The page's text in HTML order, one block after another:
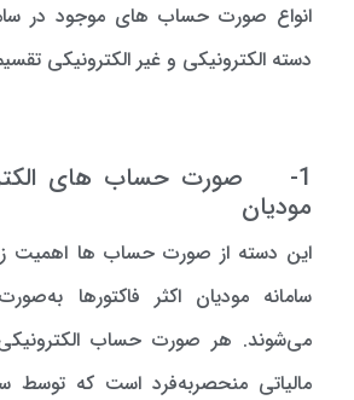
انواع صورت حساب های موجود در
دسته الکترونیکی و غیر الکترونیکی
1- صورت حساب های
مودیان
این دسته از صورت حساب ها اهمیت
سامانه مودیان اکثر فاکتورها
می‌شوند. هر صورت حساب
مالیاتی منحصربه‌فرد است که توسط